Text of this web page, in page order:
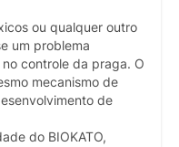
ou qualquer outro
um problema
controle da praga. O
mecanismo de
de
do BIOKATO,